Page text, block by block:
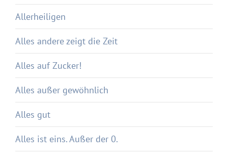
Allerheiligen
Alles andere zeigt die Zeit
Alles auf Zucker!
Alles außer gewöhnlich
Alles gut
Alles ist eins. Außer der 0.